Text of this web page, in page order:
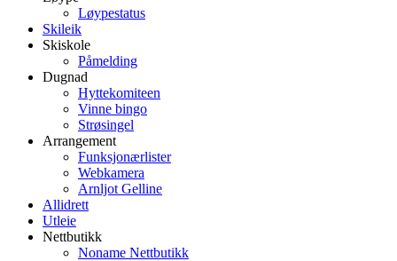
Løypestatus
Skileik
Skiskole
Påmelding
Dugnad
Hyttekomiteen
Vinne bingo
Strøsingel
Arrangement
Funksjonærlister
Webkamera
Arnljot Gelline
Allidrett
Utleie
Nettbutikk
Noname Nettbutikk